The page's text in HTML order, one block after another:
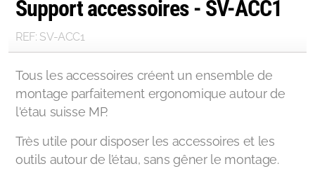
Support accessoires - SV-ACC1
REF: SV-ACC1
Tous les accessoires créent un ensemble de
montage parfaitement ergonomique autour de
l'étau suisse MP.
Très utile pour disposer les accessoires et les
outils autour de l’étau, sans gêner le montage.